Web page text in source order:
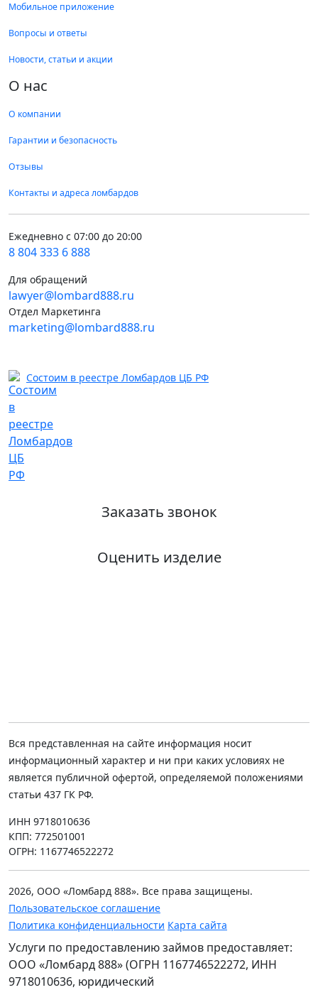
Мобильное приложение
Вопросы и ответы
Новости, статьи и акции
О нас
О компании
Гарантии и безопасность
Отзывы
Контакты и адреса ломбардов
Ежедневно с 07:00 до 20:00
8 804 333 6 888
Для обращений
lawyer@lombard888.ru
Отдел Маркетинга
marketing@lombard888.ru
Состоим в реестре Ломбардов ЦБ РФ
Заказать звонок
Оценить изделие
Вся представленная на сайте информация носит
информационный характер и ни при каких условиях не
является публичной офертой, определяемой положениями
статьи 437 ГК РФ.
ИНН 9718010636
КПП: 772501001
ОГРН: 1167746522272
2026, ООО «Ломбард 888». Все права защищены.
Пользовательское соглашение
Политика конфиденциальности Карта сайта
Услуги по предоставлению займов предоставляет:
ООО «Ломбард 888» (ОГРН 1167746522272, ИНН
9718010636, юридический